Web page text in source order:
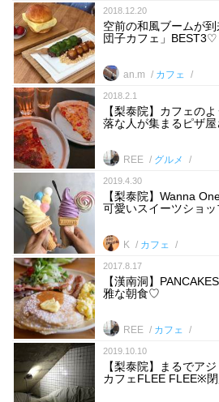
2018.12.20
空前の和風ブームが
団子カフェ」BEST3♡
an.m カフェ
2018.2.1
【梨泰院】カフェの
落な人が集まるピザ屋
REE グルメ
2019.4.30
【梨泰院】Wanna
可愛いスイーツショッ
K カフェ
2017.8.17
【漢南洞】
雅な朝食♡
REE カフェ
2019.10.10
【梨泰院】まるでア
カフェFLEE FLEE※